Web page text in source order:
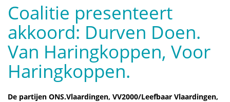
Coalitie presenteert
akkoord: Durven Doen.
Van Haringkoppen, Voor
Haringkoppen.
De partijen ONS.Vlaardingen, VV2000/Leefbaar Vlaardingen,